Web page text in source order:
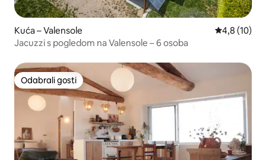
Kuća – Valensole Prosječna
4,8 (10)
Jacuzzi s pogledom na Valensole – 6 osoba
Odabrali gosti
Odabrali gosti